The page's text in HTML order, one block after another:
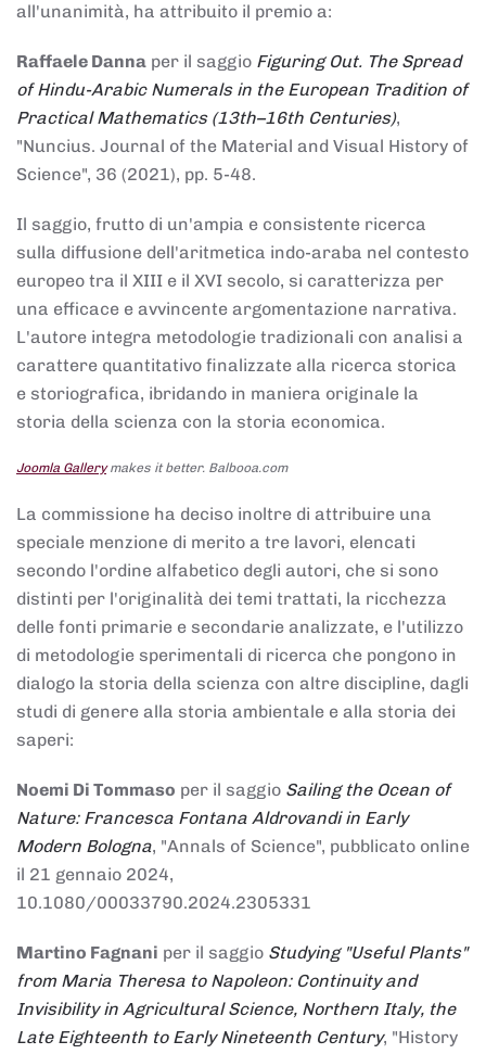
all'unanimità, ha attribuito il premio a:
Raffaele Danna per il saggio Figuring Out. The Spread
of Hindu-Arabic Numerals in the European Tradition of
Practical Mathematics (13th–16th Centuries),
"Nuncius. Journal of the Material and Visual History of
Science", 36 (2021), pp. 5-48.
Il saggio, frutto di un'ampia e consistente ricerca
sulla diffusione dell'aritmetica indo-araba nel contesto
europeo tra il XIII e il XVI secolo, si caratterizza per
una efficace e avvincente argomentazione narrativa.
L'autore integra metodologie tradizionali con analisi a
carattere quantitativo finalizzate alla ricerca storica
e storiografica, ibridando in maniera originale la
storia della scienza con la storia economica.
Joomla Gallerymakes it better. Balbooa.com
La commissione ha deciso inoltre di attribuire una
speciale menzione di merito a tre lavori, elencati
secondo l'ordine alfabetico degli autori, che si sono
distinti per l'originalità dei temi trattati, la ricchezza
delle fonti primarie e secondarie analizzate, e l'utilizzo
di metodologie sperimentali di ricerca che pongono in
dialogo la storia della scienza con altre discipline, dagli
studi di genere alla storia ambientale e alla storia dei
saperi:
Noemi Di Tommaso per il saggio Sailing the Ocean of
Nature: Francesca Fontana Aldrovandi in Early
Modern Bologna, "Annals of Science", pubblicato online
il 21 gennaio 2024,
10.1080/00033790.2024.2305331
Martino Fagnani per il saggio Studying "Useful Plants"
from Maria Theresa to Napoleon: Continuity and
Invisibility in Agricultural Science, Northern Italy, the
Late Eighteenth to Early Nineteenth Century, "History